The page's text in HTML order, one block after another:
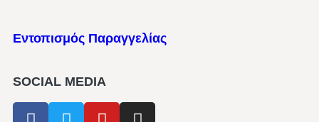
Εντοπισμός Παραγγελίας
SOCIAL MEDIA